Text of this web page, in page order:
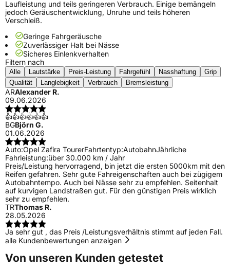
Laufleistung und teils geringeren Verbrauch. Einige bemängeln
jedoch Geräuschentwicklung, Unruhe und teils höheren
Verschleiß.
Geringe Fahrgeräusche
Zuverlässiger Halt bei Nässe
Sicheres Einlenkverhalten
Filtern nach
Alle Lautstärke Preis-Leistung Fahrgefühl Nasshaftung
Grip
Qualität
Langlebigkeit Verbrauch Bremsleistung
ARAlexander R.
09.06.2026
👍👍👍👍👍👍
BGBjörn G.
01.06.2026
Auto:Opel Zafira TourerFahrtentyp:AutobahnJährliche
Fahrleistung:über 30.000 km / Jahr
Preis/Leistung hervorragend, bin jetzt die ersten 5000km mit den
Reifen gefahren. Sehr gute Fahreigenschaften auch bei zügigem
Autobahntempo. Auch bei Nässe sehr zu empfehlen. Seitenhalt
auf kurvigen Landstraßen gut. Für den günstigen Preis wirklich
sehr zu empfehlen.
TRThomas R.
28.05.2026
Ja sehr gut , das Preis /Leistungsverhältnis stimmt auf jeden Fall.
alle Kundenbewertungen anzeigen
Von unseren Kunden getestet